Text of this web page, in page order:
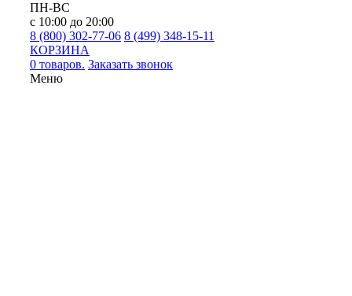
ПН-ВС
с 10:00 до 20:00
8 (800) 302-77-06 8 (499) 348-15-11
КОРЗИНА
0 товаров. Заказать звонок
Меню